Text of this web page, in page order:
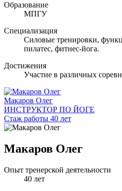
Образование
МПГУ
Специализация
Силовые тренировки,
пилатес, фитнес-йога.
Достижения
Участие в различных
Макаров Олег
ИНСТРУКТОР ПО ЙОГЕ
Стаж работы 40 лет
Макаров Олег
Опыт тренерской деятельности
40 лет